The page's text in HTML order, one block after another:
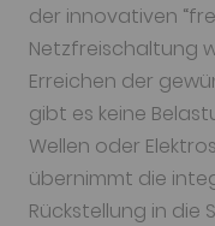
der innovativen
Netzfreischaltung
Erreichen der
gibt es keine
Wellen oder
übernimmt die
Rückstellung in die